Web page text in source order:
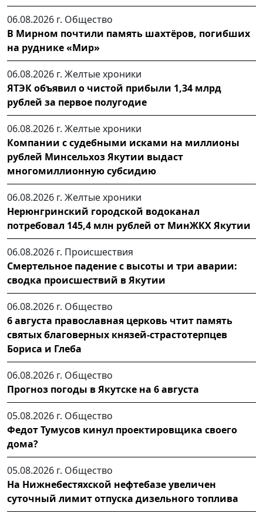
06.08.2026 г. Общество
В Мирном почтили память шахтёров, погибших
на руднике «Мир»
06.08.2026 г. Желтые хроники
ЯТЭК объявил о чистой прибыли 1,34 млрд
рублей за первое полугодие
06.08.2026 г. Желтые хроники
Компании с судебными исками на миллионы
рублей Минсельхоз Якутии выдаст
многомиллионную субсидию
06.08.2026 г. Желтые хроники
Нерюнгринский городской водоканал
потребовал 145,4 млн рублей от МинЖКХ Якутии
06.08.2026 г. Происшествия
Смертельное падение с высоты и три аварии:
сводка происшествий в Якутии
06.08.2026 г. Общество
6 августа православная церковь чтит память
святых благоверных князей-страстотерпцев
Бориса и Глеба
06.08.2026 г. Общество
Прогноз погоды в Якутске на 6 августа
05.08.2026 г. Общество
Федот Тумусов кинул проектировщика своего
дома?
05.08.2026 г. Общество
На Нижнебестяхской нефтебазе увеличен
суточный лимит отпуска дизельного топлива